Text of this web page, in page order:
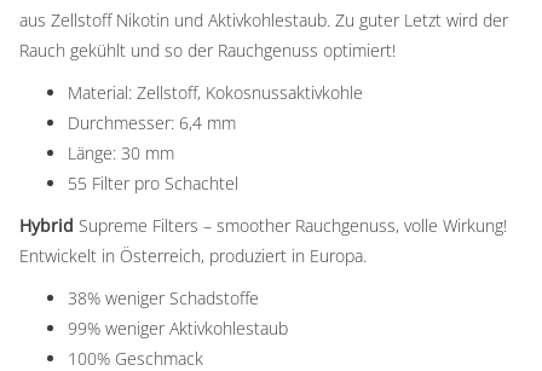
aus Zellstoff Nikotin und Aktivkohlestaub. Zu guter Letzt wird der
Rauch gekühlt und so der Rauchgenuss optimiert!
Material: Zellstoff, Kokosnussaktivkohle
Durchmesser: 6,4 mm
Länge: 30 mm
55 Filter pro Schachtel
Hybrid Supreme Filters – smoother Rauchgenuss, volle Wirkung!
Entwickelt in Österreich, produziert in Europa.
38% weniger Schadstoffe
99% weniger Aktivkohlestaub
100% Geschmack